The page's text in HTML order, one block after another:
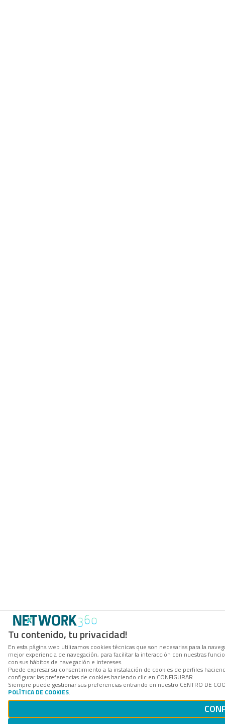
Tu contenido, tu privacidad!
En esta página web utilizamos cookies técnicas que son necesarias para la
mejor experiencia de navegación, para facilitar la interacción con nuestras
con sus hábitos de navegación e intereses.
Puede expresar su consentimiento a la instalación de cookies de perfiles
configurar las preferencias de cookies haciendo clic en CONFIGURAR.
Siempre puede gestionar sus preferencias entrando en nuestro CENTRO DE
POLÍTICA DE COOKIES.